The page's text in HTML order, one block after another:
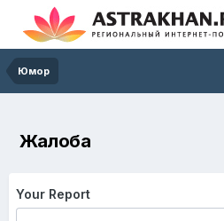
Юмор
Жалоба
Your Report